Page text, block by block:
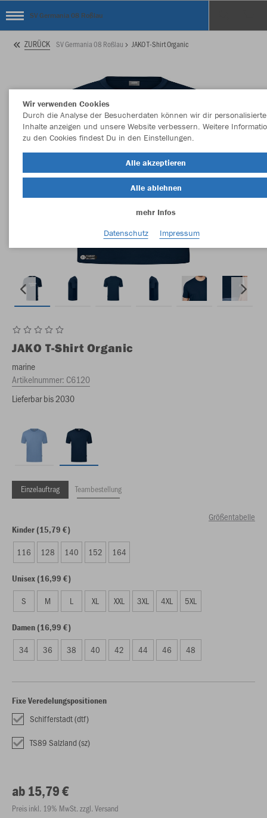
SV Germania 08 Roßlau
ZURÜCK SV Germania 08 Roßlau JAKO T-Shirt Organic
JAKO T-Shirt Organic
marine
Artikelnummer: C6120
Lieferbar bis 2030
Einzelauftrag Teambestellung
Größentabelle
Kinder (15,79 €)
116 128 140 152 164
Unisex (16,99 €)
S M L XL XXL 3XL 4XL 5XL
Damen (16,99 €)
34 36 38 40 42 44 46 48
Fixe Veredelungspositionen
Schifferstadt (dtf)
TS89 Salzland (sz)
ab 15,79 €
Preis inkl. 19% MwSt. zzgl. Versand
Wir verwenden Cookies
Durch die Analyse der Besucherdaten können wir dir personalisierte
Inhalte anzeigen und unsere Website verbessern. Weitere
zu den Cookies findest Du in den Einstellungen.
Alle akzeptieren
Alle ablehnen
mehr Infos
Datenschutz
Impressum